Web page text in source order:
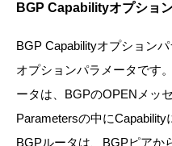
BGP Capabilityオプショ
BGP Capabilityオプション
オプションパラメータです
ータは、BGPのOPENメッ
Parametersの中にCapability
BGPルータは、BGPピアか